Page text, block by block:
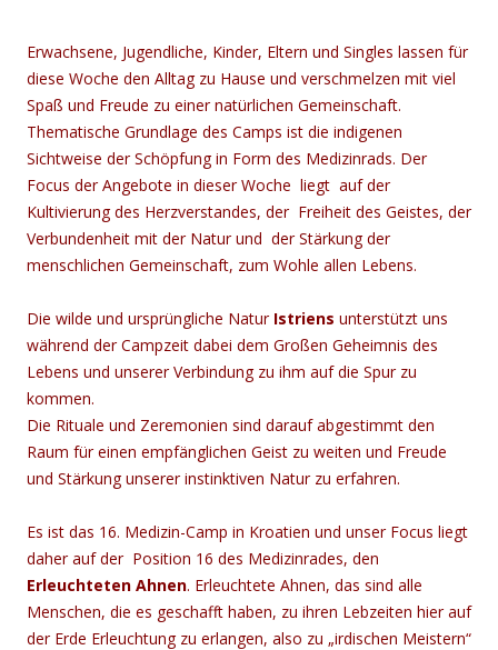
Erwachsene, Jugendliche, Kinder, Eltern und Singles lassen für
diese Woche den Alltag zu Hause und verschmelzen mit viel
Spaß und Freude zu einer natürlichen Gemeinschaft.
Thematische Grundlage des Camps ist die indigenen
Sichtweise der Schöpfung in Form des Medizinrads. Der
Focus der Angebote in dieser Woche liegt auf der
Kultivierung des Herzverstandes, der Freiheit des Geistes, der
Verbundenheit mit der Natur und der Stärkung der
menschlichen Gemeinschaft, zum Wohle allen Lebens.
Die wilde und ursprüngliche Natur Istriens unterstützt uns
während der Campzeit dabei dem Großen Geheimnis des
Lebens und unserer Verbindung zu ihm auf die Spur zu
kommen.
Die Rituale und Zeremonien sind darauf abgestimmt den
Raum für einen empfänglichen Geist zu weiten und Freude
und Stärkung unserer instinktiven Natur zu erfahren.
Es ist das 16. Medizin-Camp in Kroatien und unser Focus liegt
daher auf der Position 16 des Medizinrades, den
Erleuchteten Ahnen. Erleuchtete Ahnen, das sind alle
Menschen, die es geschafft haben, zu ihren Lebzeiten hier auf
der Erde Erleuchtung zu erlangen, also zu „irdischen Meistern“